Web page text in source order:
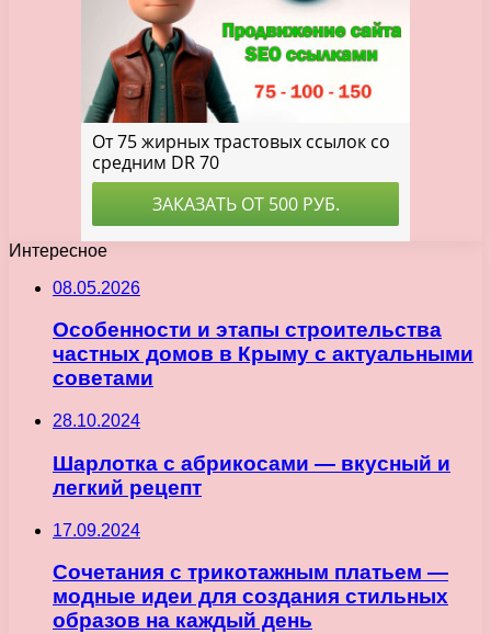
Интересное
08.05.2026
Особенности и этапы строительства
частных домов в Крыму с актуальными
советами
28.10.2024
Шарлотка с абрикосами — вкусный и
легкий рецепт
17.09.2024
Сочетания с трикотажным платьем —
модные идеи для создания стильных
образов на каждый день